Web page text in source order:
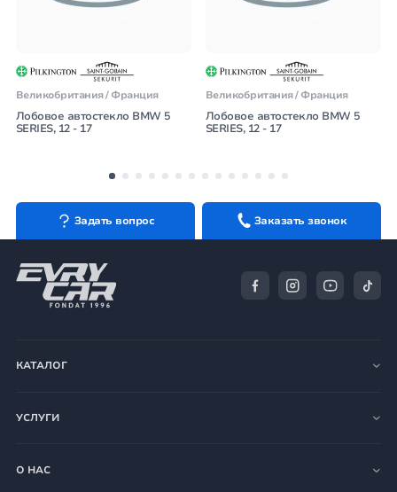
Великобритания / Франция
Лобовое автостекло BMW 5
SERIES, 12 - 17
Великобритания / Франция
Лобовое автостекло BMW 5
SERIES, 12 - 17
Задать вопрос Заказать звонок
КАТАЛОГ
УСЛУГИ
О НАС